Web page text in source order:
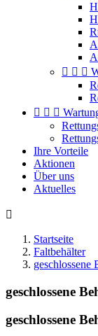
  
  
Ihre Vorteile
Aktionen
Über uns
Aktuelles

Startseite
Faltbehälter
geschlossene
geschlossene
geschlossene